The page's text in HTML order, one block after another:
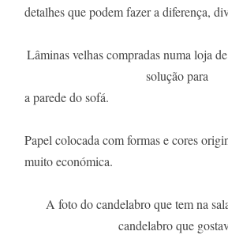
detalhes que podem fazer a diferença,
Lâminas velhas compradas numa loja
solução para
a parede do sofá.
Papel colocada com formas e cores
muitoeconómica.
A foto do candelabro que tem na
candelabro que